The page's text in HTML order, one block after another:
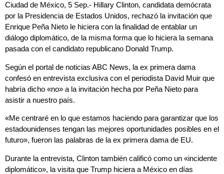
Ciudad de México, 5 Sep.- Hillary Clinton, candidata demócrata
por la Presidencia de Estados Unidos, rechazó la invitación que
Enrique Peña Nieto le hiciera con la finalidad de entablar un
diálogo diplomático, de la misma forma que lo hiciera la semana
pasada con el candidato republicano Donald Trump.
Según el portal de noticias ABC News, la ex primera dama
confesó en entrevista exclusiva con el periodista David Muir que
habría dicho «no» a la invitación hecha por Peña Nieto para
asistir a nuestro país.
«Me centraré en lo que estamos haciendo para garantizar que los
estadounidenses tengan las mejores oportunidades posibles en el
futuro», fueron las palabras de la ex primera dama de EU.
Durante la entrevista, Clinton también calificó como un «incidente
diplomático», la visita que Trump hiciera a México en días